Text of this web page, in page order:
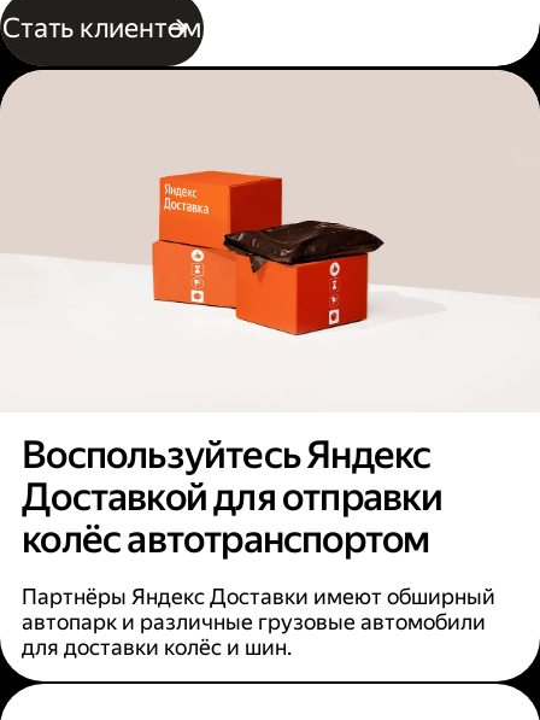
Стать клиентом
Воспользуйтесь Яндекс
Доставкой для отправки
колёс автотранспортом
Партнёры Яндекс Доставки имеют обширный
автопарк и различные грузовые автомобили
для доставки колёс и шин.